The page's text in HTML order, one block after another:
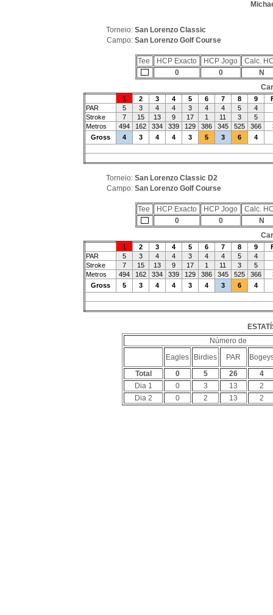
Torneio: San Lorenzo Classic
Campo: San Lorenzo Golf Course
Tee HCP Exacto HCP Jogo
Calc.
0
0
N
1 2 3 4 5 6 7 8 9
PAR
5 3 4 4 3 4 4 5
4
Stroke
7 15 13 9 17 1 11 3
5
Metros
494 162 334 339 129 386 345 525 366
Gross
4 3 4 4 3 5 3 6 4
Torneio: San Lorenzo Classic D2
Campo: San Lorenzo Golf Course
Tee HCP Exacto HCP Jogo
Calc.
0
0
N
1 2 3 4 5 6 7 8 9
PAR
5 3 4 4 3 4 4 5
4
Stroke
7 15 13 9 17 1 11 3
5
Metros
494 162 334 339 129 386 345 525 366
Gross
5 3 4 4 3 4 3 6 4
Número de
Eagles
Birdies PAR
Total
0 5 26
4
Dia 1
0 3 13
2
Dia 2
0 2 13 2